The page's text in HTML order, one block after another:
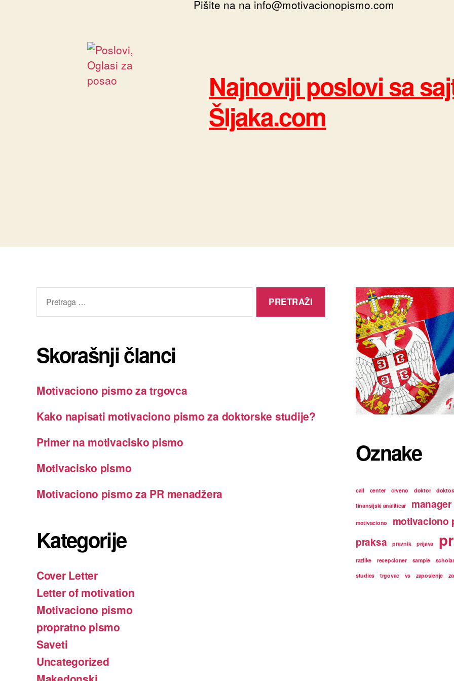
Pišite na na info@motivacionopismo.com
Najnoviji poslovi sa
Šljaka.com
Skorašnji članci
Motivaciono pismo za trgovca
Kako napisati motivaciono pismo za doktorske studije?
Primer na motivacisko pismo
Motivacisko pismo
Motivaciono pismo za PR menadžera
Kategorije
Cover Letter
Letter of motivation
Motivaciono pismo
propratno pismo
Saveti
Uncategorized
Oznake
call center crveno doktor
finansijski analiticar
manager
motivaciono
motivaciono
praksa
pravnik prijava
razlike recepcioner sample
studies
trgovac vs zaposlenje